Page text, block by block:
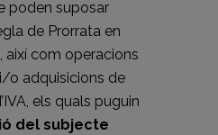
poden suposar
de Prorrata en
així com operacions
o adquisicions de
els quals puguin
del subjecte